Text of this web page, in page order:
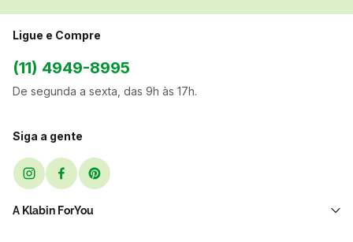
Ligue e Compre
(11) 4949-8995
De segunda a sexta, das 9h às 17h.
Siga a gente
A Klabin ForYou